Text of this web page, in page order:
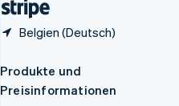
Belgien (Deutsch)
Produkte und
Preisinformationen